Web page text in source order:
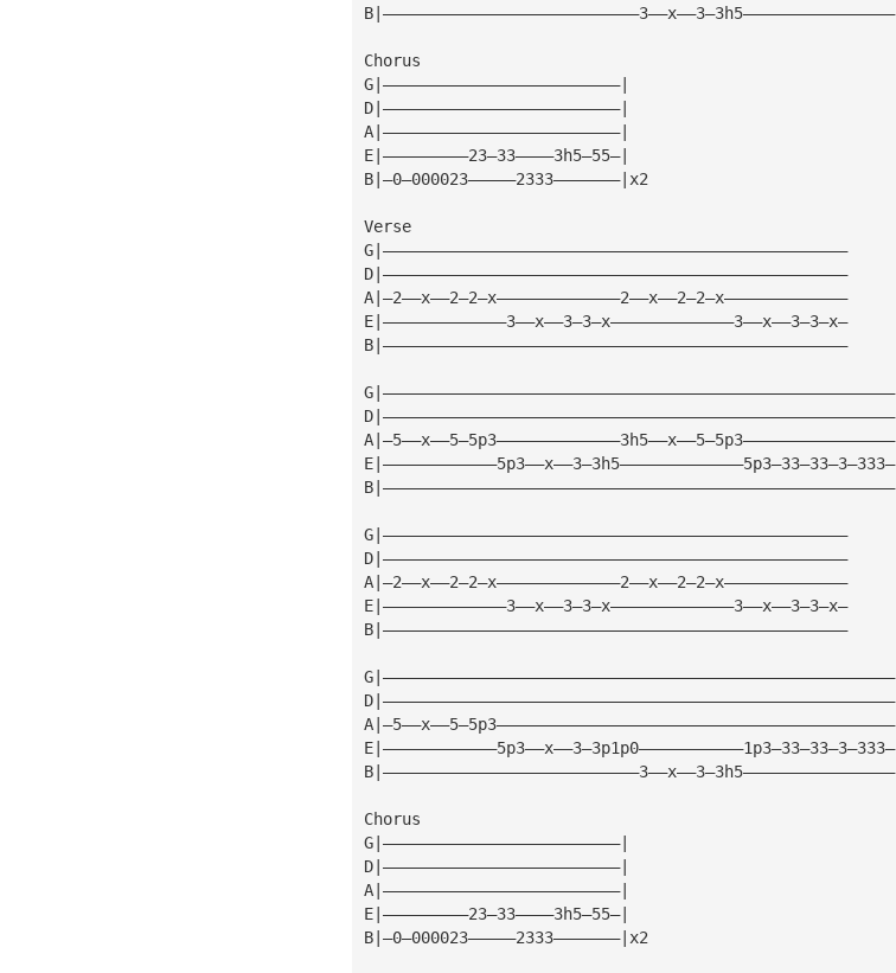
B|———————————————————————————3——x——3—3h5————————————————
Chorus
G|—————————————————————————|
D|—————————————————————————|
A|—————————————————————————|
E|—————————23—33————3h5—55—|
B|—0—000023—————2333———————|x2
Verse
G|—————————————————————————————————————————————————
D|—————————————————————————————————————————————————
A|—2——x——2—2—x—————————————2——x——2—2—x—————————————
E|—————————————3——x——3—3—x—————————————3——x——3—3—x—
B|—————————————————————————————————————————————————
G|——————————————————————————————————————————————————————
D|——————————————————————————————————————————————————————
A|—5——x——5—5p3—————————————3h5——x——5—5p3————————————————
E|————————————5p3——x——3—3h5—————————————5p3—33—33—3—333—
B|——————————————————————————————————————————————————————
G|—————————————————————————————————————————————————
D|—————————————————————————————————————————————————
A|—2——x——2—2—x—————————————2——x——2—2—x—————————————
E|—————————————3——x——3—3—x—————————————3——x——3—3—x—
B|—————————————————————————————————————————————————
G|——————————————————————————————————————————————————————
D|——————————————————————————————————————————————————————
A|—5——x——5—5p3——————————————————————————————————————————
E|————————————5p3——x——3—3p1p0———————————1p3—33—33—3—333—
B|———————————————————————————3——x——3—3h5————————————————
Chorus
G|—————————————————————————|
D|—————————————————————————|
A|—————————————————————————|
E|—————————23—33————3h5—55—|
B|—0—000023—————2333———————|x2